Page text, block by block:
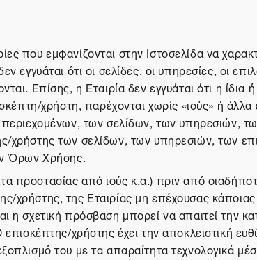
που εμφανίζονται στην Ιστοσελίδα να
ότι οι σελίδες, οι υπηρεσίες, οι
Επίσης, η Εταιρία δεν εγγυάται ότι η ίδια
χρήστη, παρέχονται χωρίς «ιούς» ή άλλα
των σελίδων, των υπηρεσιών,
χρήστης των σελίδων, των υπηρεσιών, των
Όρων Χρήσης.
προστασίας από ιούς κ.α.) πριν από
χρήστης, της Εταιρίας μη επέχουσας
η σχετική πρόσβαση μπορεί να απαιτεί την
χρήστης έχει την αποκλειστική
του με τα απαραίτητα τεχνολογικά